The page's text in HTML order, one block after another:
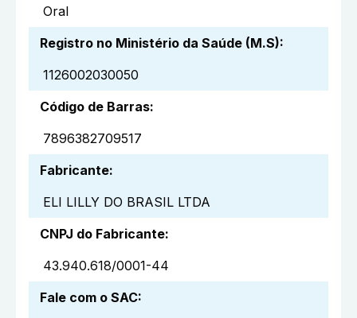
Oral
Registro no Ministério da Saúde (M.S):
1126002030050
Código de Barras:
7896382709517
Fabricante:
ELI LILLY DO BRASIL LTDA
CNPJ do Fabricante:
43.940.618/0001-44
Fale com o SAC: